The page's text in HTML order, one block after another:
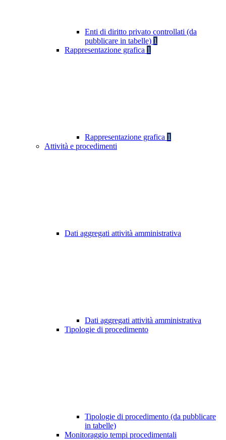
Enti di diritto privato controllati (da
pubblicare in tabelle) 1
Rappresentazione grafica 1
Rappresentazione grafica 1
Attività e procedimenti
Dati aggregati attività amministrativa
Dati aggregati attività amministrativa
Tipologie di procedimento
Tipologie di procedimento (da pubblicare
in tabelle)
Monitoraggio tempi procedimentali